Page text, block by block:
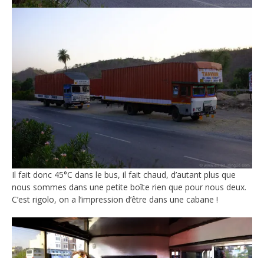
Il fait donc 45°C dans le bus, il fait chaud, d’autant plus que
nous sommes dans une petite boîte rien que pour nous deux.
C’est rigolo, on a l’impression d’être dans une cabane !